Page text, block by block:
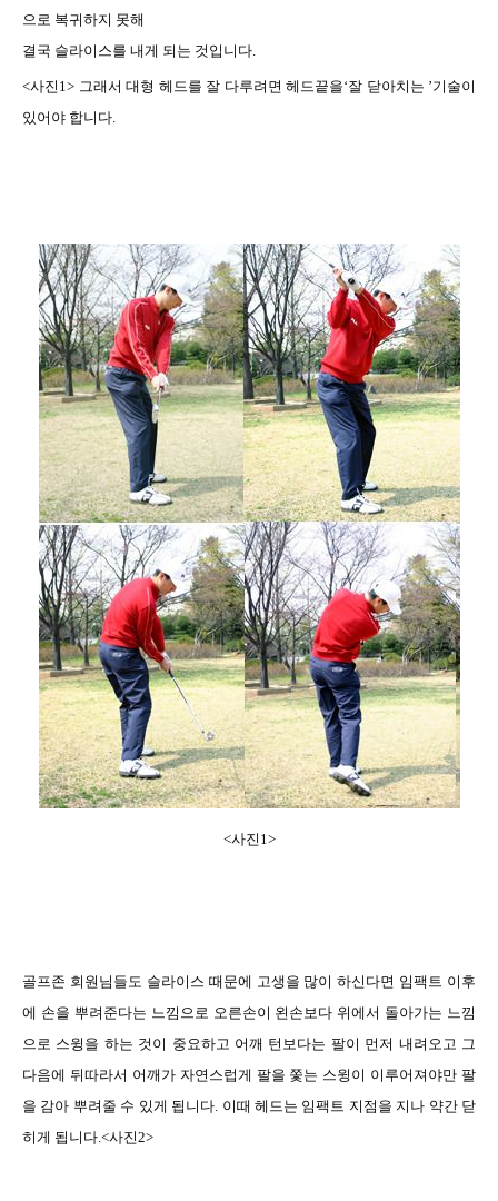
으로 복귀하지 못해
결국 슬라이스를 내게 되는 것입니다.
<사진 1> 그래서 대형 헤드를 잘 다루려면 헤드끝을‘잘 닫아치는 ’기술이
있어야 합니다.
<사진 1>
골프존 회원님들도 슬라이스 때문에 고생을 많이 하신다면 임팩트 이후
에 손을 뿌려준다는 느낌으로 오른손이 왼손보다 위에서 돌아가는 느낌
으로 스윙을 하는 것이 중요하고 어깨 턴보다는 팔이 먼저 내려오고 그
다음에 뒤따라서 어깨가 자연스럽게 팔을 쫓는 스윙이 이루어져야만 팔
을 감아 뿌려줄 수 있게 됩니다. 이때 헤드는 임팩트 지점을 지나 약간 닫
히게 됩니다.<사진2>